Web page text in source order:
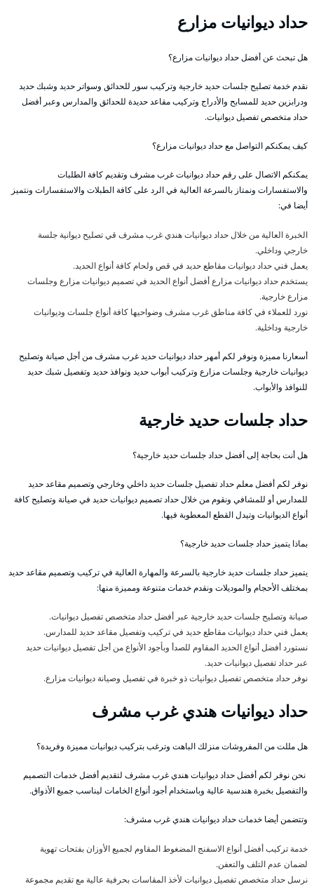
حداد ديوانيات مزارع
هل تبحث عن أفضل حداد ديوانيات مزارع؟
نقدم خدمة تصليح جلسات حديد خارجية وتركيب سور للحدائق وسواتر حديد وشبك حديد
ودرابزين حديد للمسابح والأدراج وتركيب مقاعد حديدة للحدائق والمدارس وعبر أفضل
حداد متخصص تفصيل ديوانيات.
كيف يمكنكم التواصل مع حداد ديوانيات مزارع؟
يمكنكم الاتصال على رقم حداد ديوانيات غرب مشرف وتقديم كافة الطلبات
والاستفسارات ونمتاز بالسرعة العالية في الرد على كافة الطبلات والاستفسارات ونتميز
أيضا في:
الخبرة العالية من خلال حداد ديوانيات هندي غرب مشرف قي تصليح ديوانية جلسة
خارجي وداخلي.
يعمل فني حداد ديوانيات مقاطع حديد في قص ولحام كافة أنواع الحديد.
يستخدم حداد ديوانيات مزارع أفضل أنواع الحديد في تصميم ديوانيات مزارع وجلسات
مزارع خارجية.
نورد للعملاء في كافة مناطق غرب مشرف وضواحيها كافة أنواع جلسات وديوانيات
خارجية وداخلية.
أسعارنا مميزة ونوفر لكم أمهر حداد ديوانيات حديد غرب مشرف من أجل صيانة وتصليح
ديوانيات خارجية وجلسات مزارع وتركيب أبواب حديد ونوافذ حديد وتفصيل شبك حديد
للنوافذ والأبواب.
حداد جلسات حديد خارجية
هل أنت بحاجة إلى أفضل حداد جلسات حديد خارجية؟
نوفر لكم أفضل معلم حداد تفصيل جلسات حديد داخلي وخارجي وتصميم مقاعد حديد
للمدارس أو للمشافي ونقوم من خلال حداد تصميم ديوانيات حديد في صيانة وتصليح كافة
أنواع الديوانيات وتيدل القطع المعطوبة فيها.
بماذا يتميز حداد جلسات حديد خارجية؟
يتميز حداد جلسات حديد خارجية بالسرعة والمهارة العالية في تركيب وتصميم مقاعد حديد
بمختلف الأحجام والموديلات ونقدم خدمات متنوعة ومميزة منها:
صيانة وتصليح جلسات حديد خارجية عبر أفضل حداد متخصص تفصيل ديوانيات.
يعمل فني حداد ديوانيات مقاطع حديد في تركيب وتفصيل مقاعد حديد للمدارس.
نستورد أفضل أنواع الحديد المقاوم للصدأ وبأجود الأنواع من أجل تفصيل ديوانيات حديد
عبر حداد تفصيل ديوانيات حديد.
نوفر حداد متخصص تفصيل ديوانيات ذو خبرة في تفصيل وصيانة ديوانيات مزارع.
حداد ديوانيات هندي غرب مشرف
هل مللت من المفروشات منزلك الباهت وترغب بتركيب ديوانيات مميزة وفريدة؟
نحن نوفر لكم أفضل حداد ديوانيات هندي غرب مشرف لتقديم أفضل خدمات التصميم
والتفصيل بخبرة هندسية عالية وباستخدام أجود أنواع الخامات ليناسب جميع الأذواق.
وتتضمن أيضا خدمات حداد ديوانيات هندي غرب مشرف:
خدمة تركيب أفضل أنواع الاسفنج المضغوط المقاوم لجميع الأوزان بفتحات تهوية
لضمان عدم التلف والتعفن.
نرسل حداد متخصص تفصيل ديوانيات لأخذ المقاسات بحرفية عالية مع تقديم مجموعة